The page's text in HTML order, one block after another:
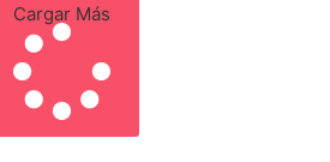
Cargar Más